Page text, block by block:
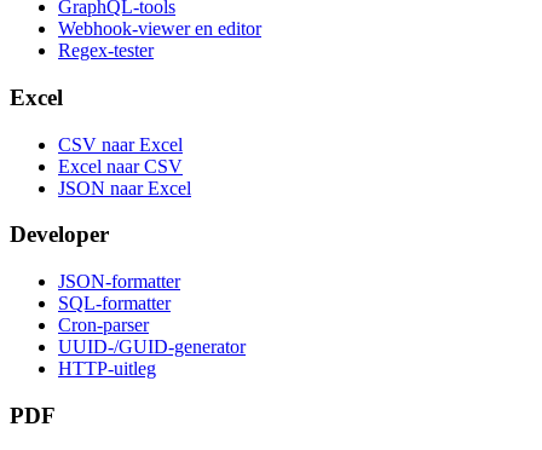
GraphQL-tools
Webhook-viewer en editor
Regex-tester
Excel
CSV naar Excel
Excel naar CSV
JSON naar Excel
Developer
JSON-formatter
SQL-formatter
Cron-parser
UUID-/GUID-generator
HTTP-uitleg
PDF